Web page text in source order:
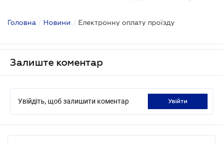
Головна / Новини / Електронну оплату проїзду
Залиште коментар
Увійдіть, щоб залишити коментар увійти